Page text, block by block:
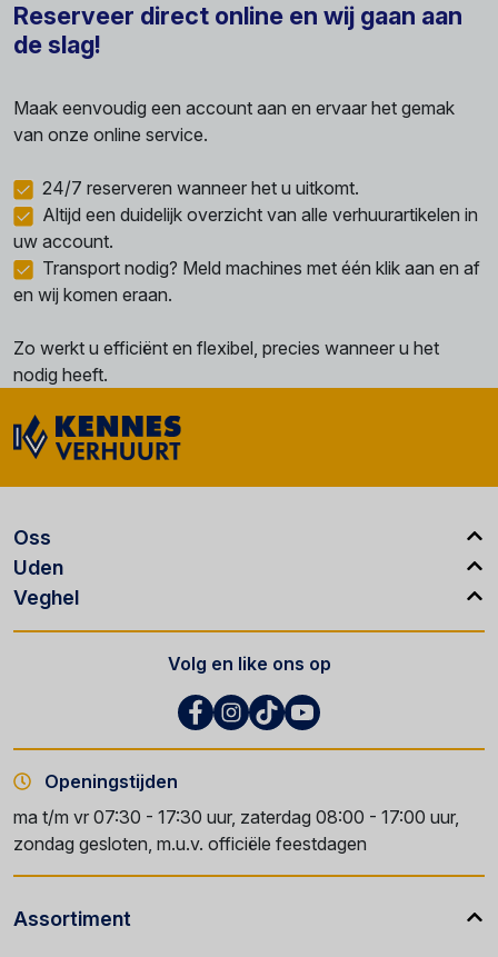
Reserveer direct online en wij gaan aan
de slag!
Maak eenvoudig een account aan en ervaar het gemak
van onze online service.
24/7 reserveren wanneer het u uitkomt.
Altijd een duidelijk overzicht van alle verhuurartikelen in
uw account.
Transport nodig? Meld machines met één klik aan en af
en wij komen eraan.
Zo werkt u efficiënt en flexibel, precies wanneer u het
nodig heeft.
Oss
Uden
Veghel
Volg en like ons op
Openingstijden
ma t/m vr 07:30 - 17:30 uur, zaterdag 08:00 - 17:00 uur,
zondag gesloten, m.u.v. officiële feestdagen
Assortiment